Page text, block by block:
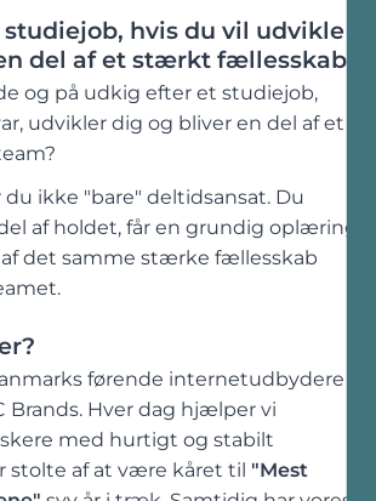
hvis du vil udvikle
del af et stærkt fællesskab
og på udkig efter et studiejob,
udvikler dig og bliver en del af et
du ikke "bare" deltidsansat. Du
af holdet, får en grundig oplæring
det samme stærke fællesskab
førende internetudbydere
Brands. Hver dag hjælper vi
med hurtigt og stabilt
stolte af at være kåret til "Mest